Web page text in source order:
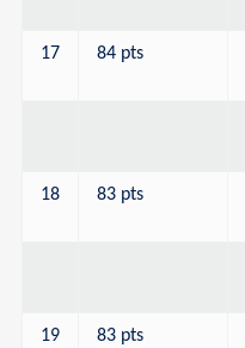
17 84 pts
18 83 pts
19 83 pts